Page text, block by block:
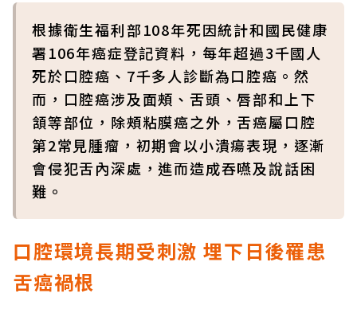
根據衛生福利部108年死因統計和國民健康
署106年癌症登記資料，每年超過3千國人
死於口腔癌、7千多人診斷為口腔癌。然
而，口腔癌涉及面頰、舌頭、唇部和上下
頷等部位，除頰粘膜癌之外，舌癌屬口腔
第2常見腫瘤，初期會以小潰瘍表現，逐漸
會侵犯舌內深處，進而造成吞嚥及說話困
難。
口腔環境長期受刺激 埋下日後罹患
舌癌禍根